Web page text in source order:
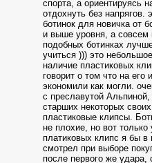
спорта, а ориентируясь
отдохнуть без напрягов.
ботинок для новичка от
и выше уровня, а совсем
подобных ботинках
учиться ))) это
наличие пластиковых
говорит о том что на его
экономили как могли.
с преславутой
старших некоторых
пластиковые клипсы.
не плохие, но вот только
платиковых клипс я бы в
смотрел при выборе
после первого же удара,